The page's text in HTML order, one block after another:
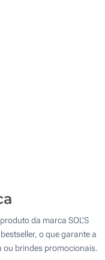
da marca SOL'S
o que garante a
ou brindes promocionais.